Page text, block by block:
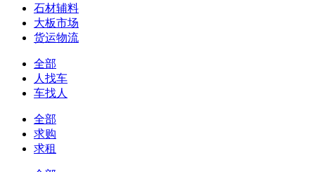
石材辅料
大板市场
货运物流
全部
人找车
车找人
全部
求购
求租